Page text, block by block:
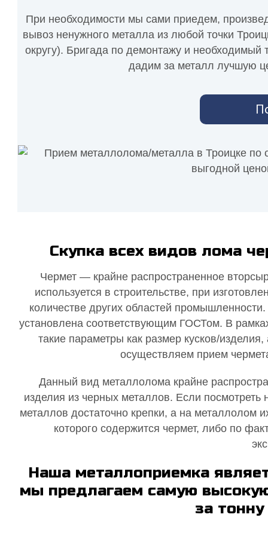
При необходимости мы сами приедем,
вывоз ненужного металла из любой точки
округу). Бригада по демонтажу и необходимый
дадим за металл лучшую
Скупка всех видов лома
Чермет — крайне распространенное
используется в строительстве, при
количестве других областей
установлена соответствующим ГОСТом. В
такие параметры как размер кусков/
осуществляем прием
Данный вид металлолома крайне
изделия из черных металлов. Если
металлов достаточно крепки, а на металлолом
которого содержится чермет, либо по
Наша металлоприемка
мы предлагаем самую
за